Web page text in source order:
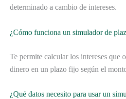
determinado a cambio de intereses.
¿Cómo funciona un simulador de
Te permite calcular los intereses que
dinero en un plazo fijo según el
¿Qué datos necesito para usar un